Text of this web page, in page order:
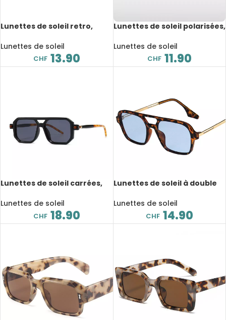
Lunettes de soleil retro,
éblouissement, anti-
rayonnement, UV400
Lunettes de soleil
CHF 13.90
Lunettes de soleil polarisées,
rayonnement, UV400
Lunettes de soleil
CHF 11.90
Lunettes de soleil carrées,
Lunettes de soleil
CHF 18.90
Lunettes de soleil à double
tendance, UV400
Lunettes de soleil
CHF 14.90